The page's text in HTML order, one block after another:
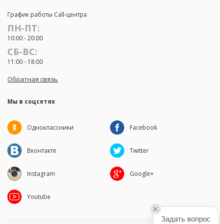
График работы Call-центра
ПН-ПТ:
10:00 - 20:00
СБ-ВС:
11:00 - 18:00
Обратная связь
Мы в соцсетях
Одноклассники Facebook
Вконтакте Twitter
Instagram Google+
Youtube
Задать вопрос